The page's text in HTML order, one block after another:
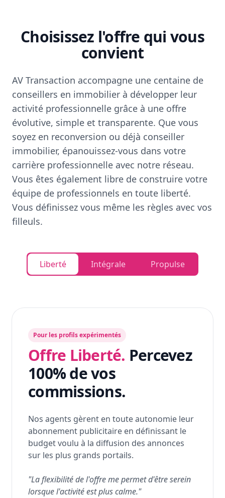
Choisissez l'offre qui vous
convient
AV Transaction accompagne une centaine de
conseillers en immobilier à développer leur
activité professionnelle grâce à une offre
évolutive, simple et transparente. Que vous
soyez en reconversion ou déjà conseiller
immobilier, épanouissez-vous dans votre
carrière professionnelle avec notre réseau.
Vous êtes également libre de construire votre
équipe de professionnels en toute liberté.
Vous définissez vous même les règles avec vos
filleuls.
Liberté Intégrale Propulse
Pour les profils expérimentés
Offre Liberté. Percevez
100% de vos
commissions.
Nos agents gèrent en toute autonomie leur
abonnement publicitaire en définissant le
budget voulu à la diffusion des annonces
sur les plus grands portails.
"La flexibilité de l'offre me permet d'être serein
lorsque l'activité est plus calme."